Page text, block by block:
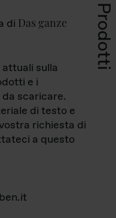
Prodotti
di Das ganze
sulla
e i
scaricare.
di testo e
richiesta di
a questo